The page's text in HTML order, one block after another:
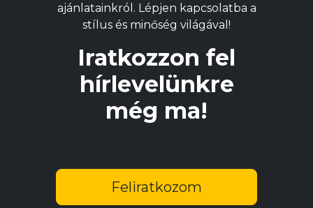
ajánlatainkról. Lépjen kapcsolatba a
stílus és minőség világával!
Iratkozzon fel
hírlevelünkre
még ma!
Feliratkozom